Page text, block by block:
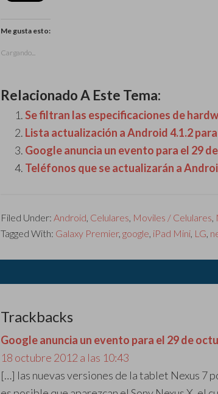
Me gusta esto:
Cargando...
Relacionado A Este Tema:
Se filtran las especificaciones de
Lista actualización a Android 4.1.2
Google anuncia un evento para el 29
Teléfonos que se actualizarán a
Filed Under: Android, Celulares, Moviles / Celulares,
Tagged With: Galaxy Premier, google, iPad Mini, LG,
Trackbacks
Google anuncia un evento para el 29 de
18 octubre 2012 a las 10:43
[…] las nuevas versiones de la tablet Nexus 7